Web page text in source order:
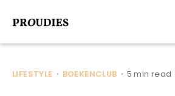
LIFESTYLE • BOEKENCLUB • 5 min read